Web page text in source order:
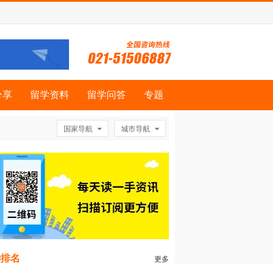
享 留学资料 留学问答 专题
国家导航 城市导航
名 更多